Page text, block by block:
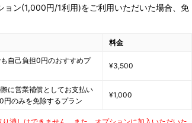
ョン(1,000円/1利用)をご利用いただいた場合、免
料金
自己負担0円のおすすめプ
¥3,500
に営業補償としてお支払い
のみを免除するプラン
¥1,000